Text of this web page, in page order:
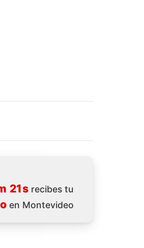
20s recibes tu
en Montevideo